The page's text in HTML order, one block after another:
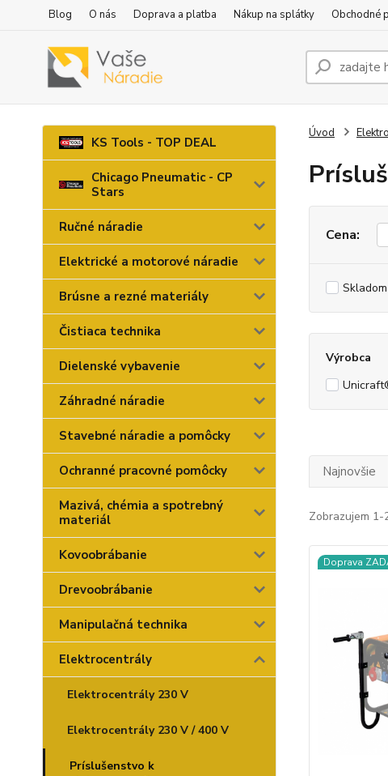
Blog O nás Doprava a platba Nákup na splátky Obchodné
KS Tools - TOP DEAL
Chicago Pneumatic - CP
Stars
Ručné náradie
Elektrické a motorové náradie
Brúsne a rezné materiály
Čistiaca technika
Dielenské vybavenie
Záhradné náradie
Stavebné náradie a pomôcky
Ochranné pracovné pomôcky
Mazivá, chémia a spotrebný
materiál
Kovoobrábanie
Drevoobrábanie
Manipulačná technika
Elektrocentrály
Elektrocentrály 230 V
Elektrocentrály 230 V / 400 V
Príslušenstvo k
Úvod
Cena:
Skladom
Výrobca
Najnovšie
Zobrazujem 1-
Doprava